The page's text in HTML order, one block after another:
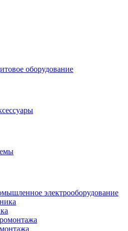
оборудование
электрооборудование